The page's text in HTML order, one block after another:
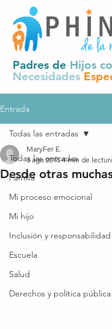
Padres de Hijos
Necesidades
Entrada
Todas las entradas
Familia
Mi proceso emocional
Mi hijo
Inclusión y responsabilidad
Escuela
Salud
Derechos y política pública
Todas las entradas
Desde otras
MaryFer E.
3 ago 2015 4 min de